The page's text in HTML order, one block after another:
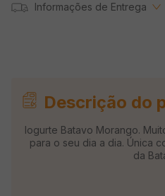
Informações de Entrega
Descrição do
Iogurte Batavo Morango.
para o seu dia a dia. Única
da